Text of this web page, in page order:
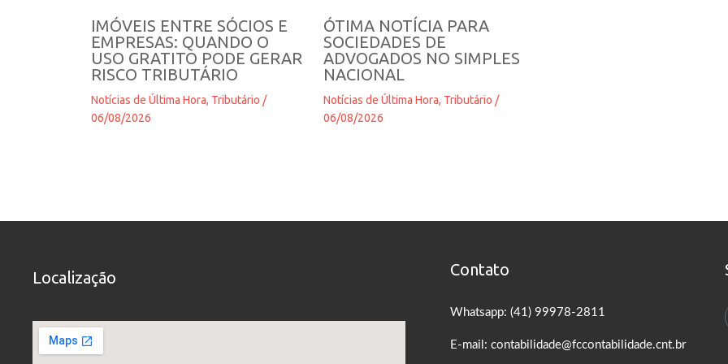
IMÓVEIS ENTRE SÓCIOS E
EMPRESAS: QUANDO O
USO GRATITO PODE GERAR
RISCO TRIBUTÁRIO
Notícias de Última Hora, Tributário /
06/08/2026
ÓTIMA NOTÍCIA PARA
SOCIEDADES DE
ADVOGADOS NO SIMPLES
NACIONAL
Notícias de Última Hora, Tributário /
06/08/2026
Localização Contato
Whatsapp: (41) 99978-2811
E-mail: contabilidade@fccontabilidade.cnt.br